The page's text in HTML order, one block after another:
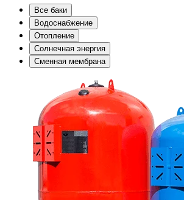
Все баки
Водоснабжение
Отопление
Солнечная энергия
Сменная мембрана